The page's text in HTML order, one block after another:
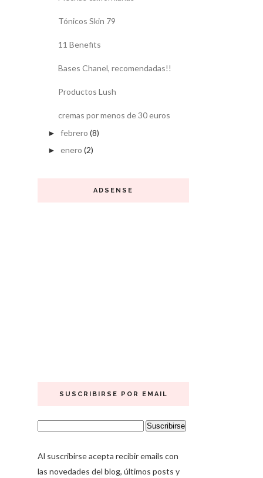
Tónicos Skin 79
11 Benefits
Bases Chanel, recomendadas!!
Productos Lush
cremas por menos de 30 euros
► febrero (8)
► enero (2)
ADSENSE
SUSCRIBIRSE POR EMAIL
Al suscribirse acepta recibir emails con
las novedades del blog, últimos posts y